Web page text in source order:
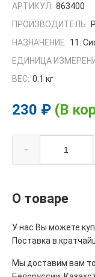
АРТИКУЛ: 863400
ПРОИЗВОДИТЕЛЬ:
НАЗНАЧЕНИЕ: 11.
ЕДИНИЦА
ВЕС: 0.1 кг
230 ₽ (В
-
О товаре
У нас Вы можете
Поставка в
Мы доставим вам